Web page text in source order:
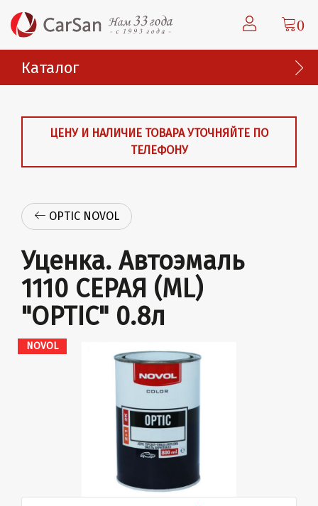
0
Каталог
ЦЕНУ И НАЛИЧИЕ ТОВАРА УТОЧНЯЙТЕ ПО
ТЕЛЕФОНУ
OPTIC NOVOL
Уценка. Автоэмаль
1110 СЕРАЯ (ML)
"OPTIC" 0.8л
NOVOL